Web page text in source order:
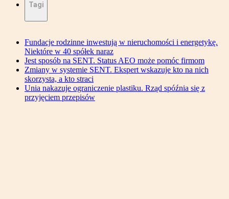
Tagi
Fundacje rodzinne inwestują w nieruchomości i energetykę.
Niektóre w 40 spółek naraz
Jest sposób na SENT. Status AEO może pomóc firmom
Zmiany w systemie SENT. Ekspert wskazuje kto na nich
skorzysta, a kto straci
Unia nakazuje ograniczenie plastiku. Rząd spóźnia się z
przyjęciem przepisów